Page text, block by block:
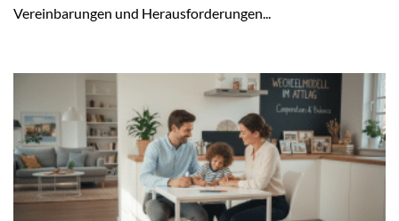
Vereinbarungen und Herausforderungen...